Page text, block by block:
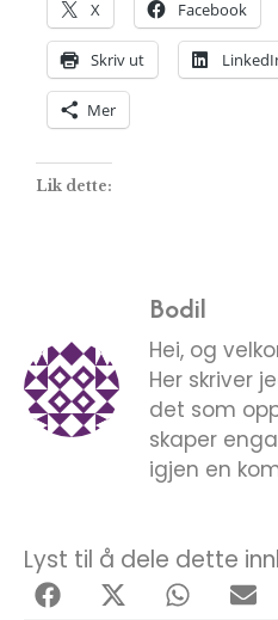
X Facebook
Skriv ut
Mer
Lik dette:
Bodil
Hei, og
Her skriver
det som
skaper
igjen en
Lyst til å dele dette